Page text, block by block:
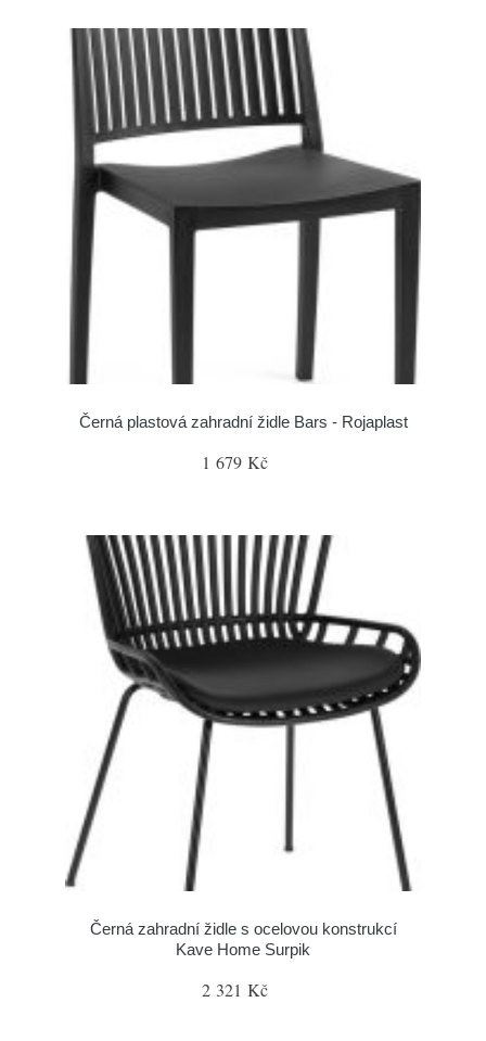
Černá plastová zahradní židle Bars - Rojaplast
1 679 Kč
Černá zahradní židle s ocelovou konstrukcí
Kave Home Surpik
2 321 Kč